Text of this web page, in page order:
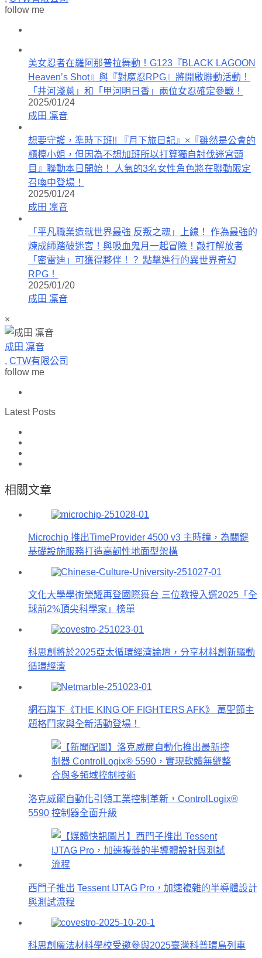
follow me
美女忍者在羅阿那普拉舞動！G123『BLACK LAGOON
Heaven’s Shot』與『對魔忍RPG』將開啟聯動活動！
「井河淺蔥」和「甲河明日香」兩位女忍確定參戰！
2025/01/24
成田 凜音
想要守護，準時下班!! 『月下旅日記』×『雖然是公會的
櫃檯小姐，但因為不想加班所以打算獨自討伐迷宮頭
目』聯動本日開始！ 人氣的3名女性角色將在聯動限定
召喚中登場！
2025/01/24
成田 凜音
「平凡職業造就世界最強 反叛之魂」上線！ 作為最強的
煉成師踏破迷宮！與吸血鬼月一起冒險！敲打解放者
「密雷迪」可獲得夥伴！？ 點擊進行的異世界奇幻
RPG！
2025/01/20
成田 凜音
×
成田 凜音
, CTW有限公司
follow me
Latest Posts
相關文章
Microchip 推出TimeProvider 4500 v3 主時鐘，為關鍵
基礎設施服務打造高韌性地面型架構
文化大學學術榮耀再登國際舞台 三位教授入選2025「全
球前2%頂尖科學家」榜單
科思創將於2025亞太循環經濟論壇，分享材料創新驅動
循環經濟
網石旗下《THE KING OF FIGHTERS AFK》 萬聖節主
題格鬥家與全新活動登場！
洛克威爾自動化引領工業控制革新，ControlLogix®
5590 控制器全面升級
西門子推出 Tessent IJTAG Pro，加速複雜的半導體設計
與測試流程
科思創魔法材料學校受邀參與2025臺灣科普環島列車